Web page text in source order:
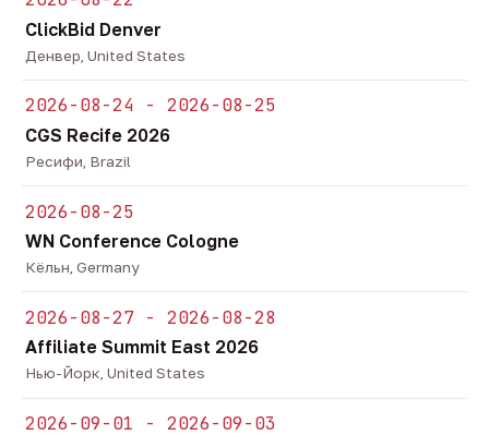
ClickBid Denver
Денвер, United States
2026-08-24 - 2026-08-25
CGS Recife 2026
Ресифи, Brazil
2026-08-25
WN Conference Cologne
Кёльн, Germany
2026-08-27 - 2026-08-28
Affiliate Summit East 2026
Нью-Йорк, United States
2026-09-01 - 2026-09-03